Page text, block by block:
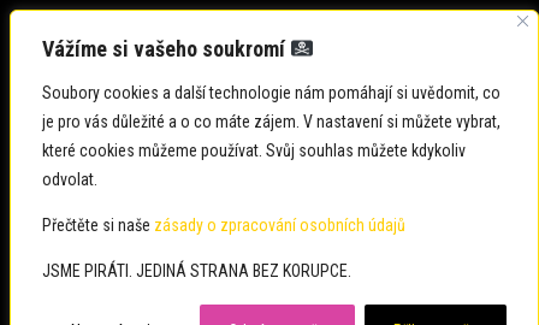
Vážíme si vašeho soukromí
Soubory cookies a další technologie nám pomáhají si uvědomit, co
je pro vás důležité a o co máte zájem. V nastavení si můžete vybrat,
které cookies můžeme používat. Svůj souhlas můžete kdykoliv
odvolat.
Přečtěte si naše zásady o zpracování osobních údajů
JSME PIRÁTI. JEDINÁ STRANA BEZ KORUPCE.
Zadavatel: Česká pirátská strana
Občané: usteckykraj@pirati.cz